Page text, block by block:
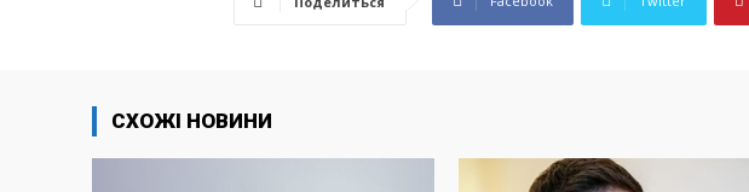
СХОЖІ НОВИНИ